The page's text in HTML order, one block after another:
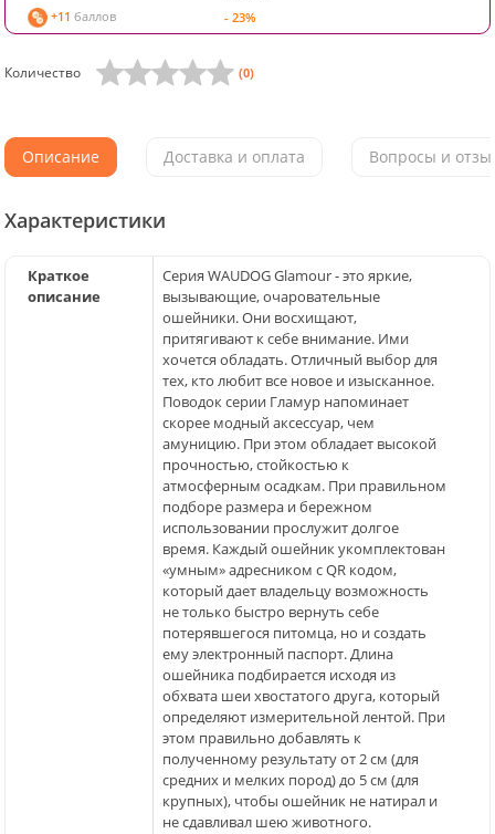
+11 баллов
- 23%
Количество (0)
Описание Доставка и оплата Вопросы и
Характеристики
Краткое
описание
Серия WAUDOG Glamour - это яркие,
вызывающие, очаровательные
ошейники. Они восхищают,
притягивают к себе внимание. Ими
хочется обладать. Отличный выбор для
тех, кто любит все новое и изысканное.
Поводок серии Гламур напоминает
скорее модный аксессуар, чем
амуницию. При этом обладает высокой
прочностью, стойкостью к
атмосферным осадкам. При правильном
подборе размера и бережном
использовании прослужит долгое
время. Каждый ошейник укомплектован
«умным» адресником с QR кодом,
который дает владельцу возможность
не только быстро вернуть себе
потерявшегося питомца, но и создать
ему электронный паспорт. Длина
ошейника подбирается исходя из
обхвата шеи хвостатого друга, который
определяют измерительной лентой. При
этом правильно добавлять к
полученному результату от 2 см (для
средних и мелких пород) до 5 см (для
крупных), чтобы ошейник не натирал и
не сдавливал шею животного.